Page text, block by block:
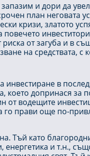
и дори да
план неговата
кризи, златото
риска от загуба и в
на средствата, с
инвестиране в
допринася за
от водещите
го прави още по-
Тъй като
и т.н.,